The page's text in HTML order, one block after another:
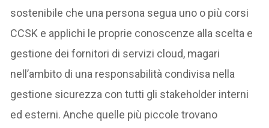
sostenibile che una persona segua uno o più corsi
CCSK e applichi le proprie conoscenze alla scelta e
gestione dei fornitori di servizi cloud, magari
nell’ambito di una responsabilità condivisa nella
gestione sicurezza con tutti gli stakeholder interni
ed esterni. Anche quelle più piccole trovano